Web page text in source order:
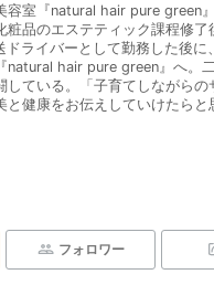
容室『natural hair pure green
粧品のエステティック課程修了
ライバーとして勤務した後に
natural hair pure green』へ。
している。「子育てしながらの
と健康をお伝えしていけたらと
フォロワー